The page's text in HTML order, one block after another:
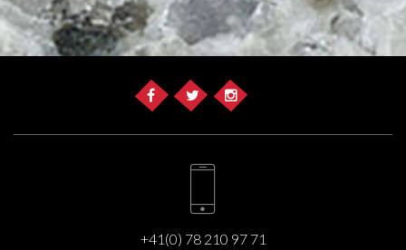
+41(0) 78 210 97 71